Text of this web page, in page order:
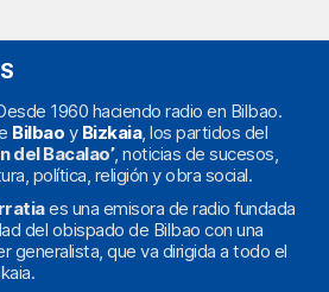
1960 haciendo radio en Bilbao.
Bilbao y Bizkaia, los partidos del
del Bacalao’, noticias de sucesos,
política, religión y obra social.
es una emisora de radio fundada
del obispado de Bilbao con una
generalista, que va dirigida a todo el